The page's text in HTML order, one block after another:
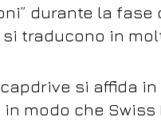
durante la
traducono in
si affida
modo che